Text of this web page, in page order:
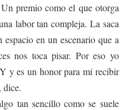
premio como el que otorga
labor tan compleja. La saca
en un escenario que a
nos toca pisar. Por eso yo
y es un honor para mí recibir
dice.
tan sencillo como se suele